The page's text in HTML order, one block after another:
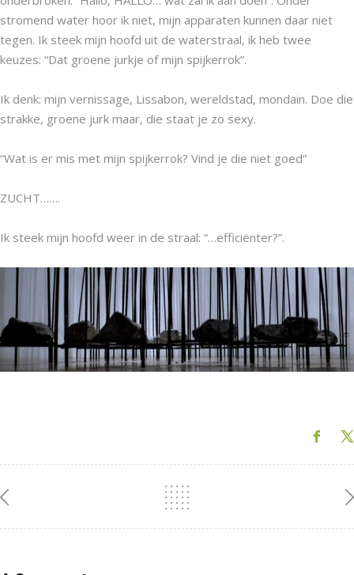
stromend water hoor ik niet, mijn apparaten kunnen daar niet
tegen. Ik steek mijn hoofd uit de waterstraal, ik heb twee
keuzes: “Dat groene jurkje of mijn spijkerrok”.
Ik denk: mijn vernissage, Lissabon, wereldstad, mondain. Doe die
strakke, groene jurk maar, die staat je zo sexy.
“Wat is er mis met mijn spijkerrok? Vind je die niet goed”
ZUCHT…….
Ik steek mijn hoofd weer in de straal: “…efficiënter?”.